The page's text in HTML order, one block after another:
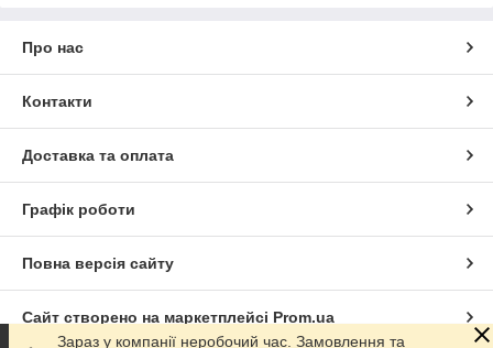
Про нас
Контакти
Доставка та оплата
Графік роботи
Повна версія сайту
Сайт створено на маркетплейсі Prom.ua
Зараз у компанії неробочий час. Замовлення та